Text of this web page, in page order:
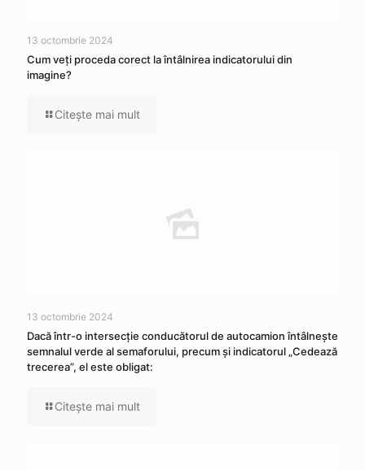
13 octombrie 2024
Cum veţi proceda corect la întâlnirea indicatorului din
imagine?
Citeşte mai mult
13 octombrie 2024
Dacă într-o intersecţie conducătorul de autocamion întâlneşte
semnalul verde al semaforului, precum şi indicatorul „Cedează
trecerea”, el este obligat:
Citeşte mai mult